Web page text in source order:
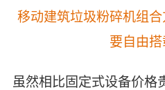
移动建筑垃圾粉碎机组
要自由
虽然相比固定式设备价格